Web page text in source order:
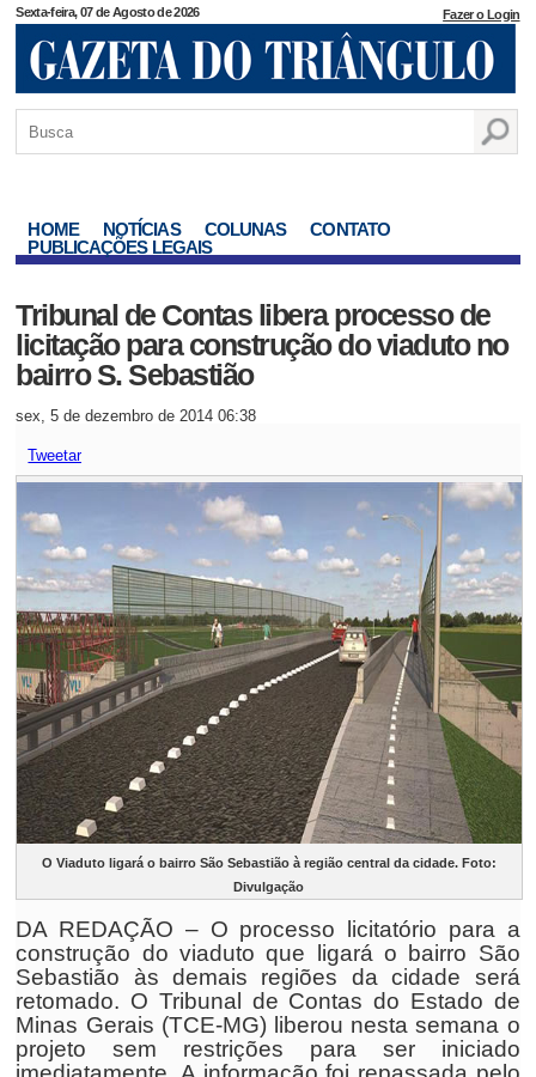
Sexta-feira, 07 de Agosto de 2026 Fazer o Login
HOME NOTÍCIAS COLUNAS
CONTATO
PUBLICAÇÕES LEGAIS
Tribunal de Contas libera processo de
licitação para construção do viaduto no
bairro S. Sebastião
sex, 5 de dezembro de 2014 06:38
Tweetar
O Viaduto ligará o bairro São Sebastião à região central da cidade. Foto:
Divulgação
DA REDAÇÃO – O processo licitatório para a
construção do viaduto que ligará o bairro São
Sebastião às demais regiões da cidade será
retomado. O Tribunal de Contas do Estado de
Minas Gerais (TCE-MG) liberou nesta semana o
projeto sem restrições para ser iniciado